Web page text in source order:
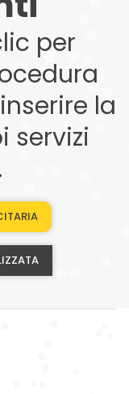
per
la
servizi